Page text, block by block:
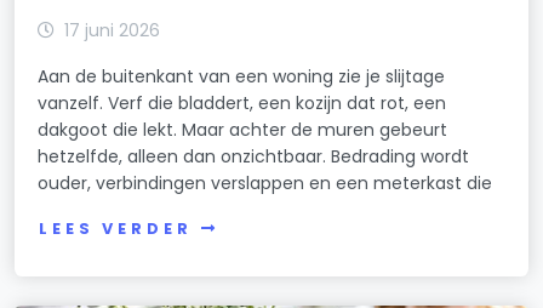
17 juni 2026
Aan de buitenkant van een woning zie je slijtage
vanzelf. Verf die bladdert, een kozijn dat rot, een
dakgoot die lekt. Maar achter de muren gebeurt
hetzelfde, alleen dan onzichtbaar. Bedrading wordt
ouder, verbindingen verslappen en een meterkast die
LEES VERDER